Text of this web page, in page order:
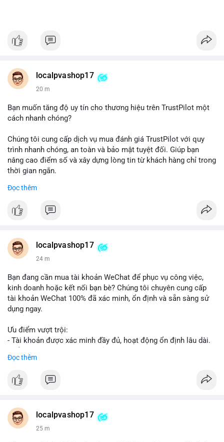
localpvashop17
20 m
Bạn muốn tăng độ uy tín cho thương hiệu trên TrustPilot một
cách nhanh chóng?
Chúng tôi cung cấp dịch vụ mua đánh giá TrustPilot với quy
trình nhanh chóng, an toàn và bảo mật tuyệt đối. Giúp bạn
nâng cao điểm số và xây dựng lòng tin từ khách hàng chỉ trong
thời gian ngắn.
Đặt hàng ngay hôm nay để nhận ưu đãi:
👉 Order tại: localpvashop
👉 Telegram: @localpvashop
👉 Email: localpvashop@gmail.com
Đừng bỏ lỡ cơ hội cải thiện danh tiếng trực tuyến của bạn một
cách hiệu quả!
Đọc thêm
localpvashop17
24 m
Bạn đang cần mua tài khoản WeChat để phục vụ công việc,
kinh doanh hoặc kết nối bạn bè? Chúng tôi chuyên cung cấp
tài khoản WeChat 100% đã xác minh, ổn định và sẵn sàng sử
dụng ngay.
Ưu điểm vượt trội:
- Tài khoản được xác minh đầy đủ, hoạt động ổn định lâu dài.
- Giao dịch an toàn, bảo mật thông tin.
Đặt hàng ngay hôm nay để nhận ưu đãi tốt nhất!
- WhatsApp: +1 (66
215-8938
- Telegram: @localpvashop
Đọc thêm
localpvashop17
25 m